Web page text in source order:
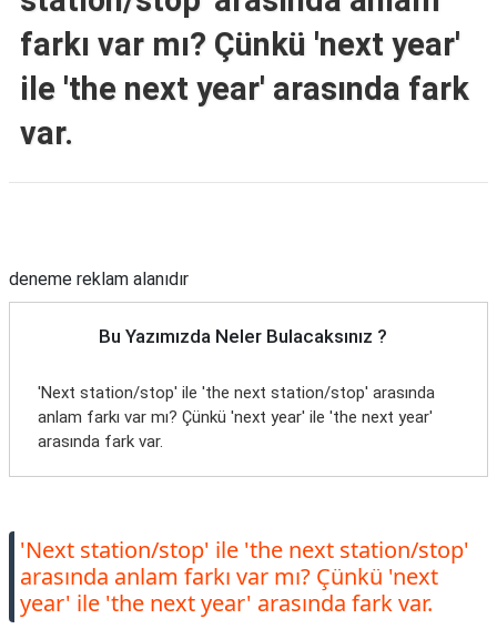
farkı var mı? Çünkü 'next year'
ile 'the next year' arasında fark
var.
deneme reklam alanıdır
Bu Yazımızda Neler Bulacaksınız ?
'Next station/stop' ile 'the next station/stop' arasında
anlam farkı var mı? Çünkü 'next year' ile 'the next year'
arasında fark var.
'Next station/stop' ile 'the next station/stop'
arasında anlam farkı var mı? Çünkü 'next
year' ile 'the next year' arasında fark var.